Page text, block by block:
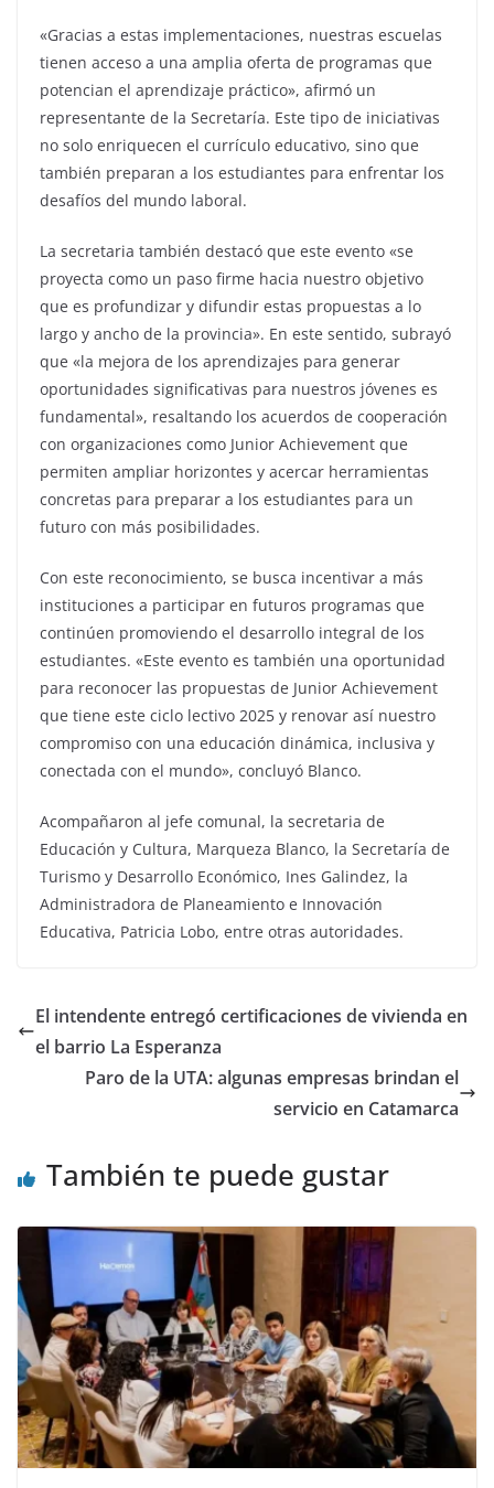
«Gracias a estas implementaciones, nuestras escuelas
tienen acceso a una amplia oferta de programas que
potencian el aprendizaje práctico», afirmó un
representante de la Secretaría. Este tipo de iniciativas
no solo enriquecen el currículo educativo, sino que
también preparan a los estudiantes para enfrentar los
desafíos del mundo laboral.
La secretaria también destacó que este evento «se
proyecta como un paso firme hacia nuestro objetivo
que es profundizar y difundir estas propuestas a lo
largo y ancho de la provincia». En este sentido, subrayó
que «la mejora de los aprendizajes para generar
oportunidades significativas para nuestros jóvenes es
fundamental», resaltando los acuerdos de cooperación
con organizaciones como Junior Achievement que
permiten ampliar horizontes y acercar herramientas
concretas para preparar a los estudiantes para un
futuro con más posibilidades.
Con este reconocimiento, se busca incentivar a más
instituciones a participar en futuros programas que
continúen promoviendo el desarrollo integral de los
estudiantes. «Este evento es también una oportunidad
para reconocer las propuestas de Junior Achievement
que tiene este ciclo lectivo 2025 y renovar así nuestro
compromiso con una educación dinámica, inclusiva y
conectada con el mundo», concluyó Blanco.
Acompañaron al jefe comunal, la secretaria de
Educación y Cultura, Marqueza Blanco, la Secretaría de
Turismo y Desarrollo Económico, Ines Galindez, la
Administradora de Planeamiento e Innovación
Educativa, Patricia Lobo, entre otras autoridades.
El intendente entregó certificaciones de vivienda en
el barrio La Esperanza
Paro de la UTA: algunas empresas brindan el
servicio en Catamarca
También te puede gustar